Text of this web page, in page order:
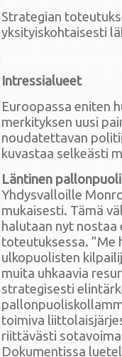
Strategian
yksityiskohtaisesti
Intressialueet
Euroopassa eniten
merkityksen uusi
noudatettavan
kuvastaa selkeästi
Läntinen
Yhdysvalloille
mukaisesti. Tämä
halutaan nyt
toteutuksessa. ”Me
ulkopuolisten
muita uhkaavia
strategisesti
toimiva
riittävästi
Dokumentissa